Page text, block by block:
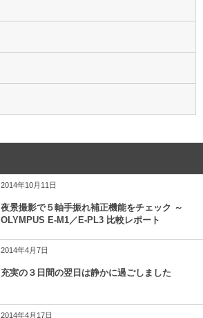
2014年10月11日
夜景撮影で５軸手振れ補正機能をチェック ～
OLYMPUS E-M1／E-PL3 比較レポート
2014年4月7日
充実の３日間の翌日は静かに過ごしました
2014年4月17日